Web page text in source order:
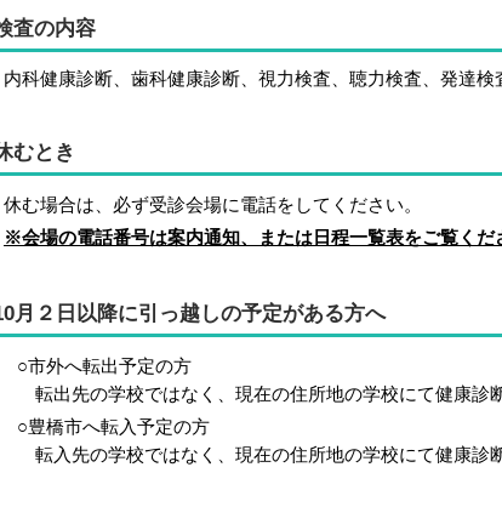
査の内容
健康診断、歯科健康診断、視力検査、聴力検査、発達検
むとき
場合は、必ず受診会場に電話をしてください。
※会場の電話番号は案内通知、または日程一覧表をご覧くだ
月２日以降に引っ越しの予定がある方へ
外へ転出予定の方
先の学校ではなく、現在の住所地の学校にて健康診断
橋市へ転入予定の方
先の学校ではなく、現在の住所地の学校にて健康診断